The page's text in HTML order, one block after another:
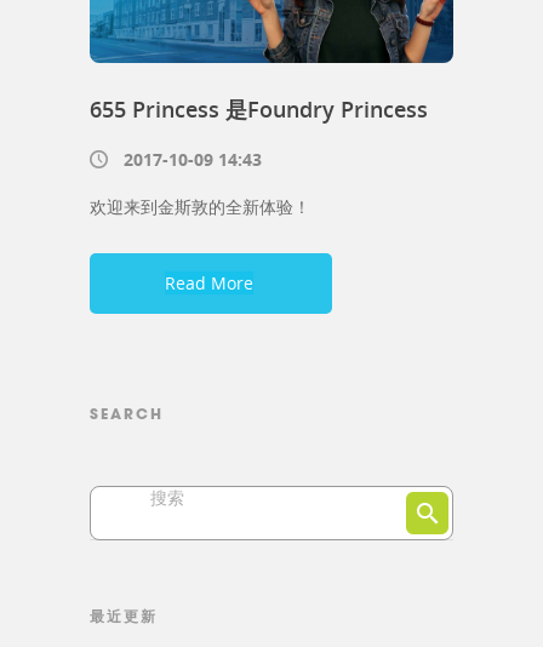
655 Princess 是Foundry Princess
2017-10-09 14:43
欢迎来到金斯敦的全新体验！
Read More
SEARCH
搜索
最近更新